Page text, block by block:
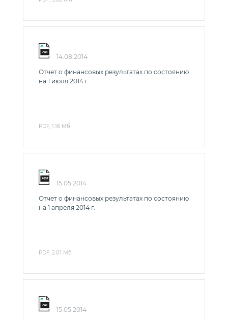
14.08.2014
Отчет о финансовых результатах по состоянию
на 1 июля 2014 г.
PDF, 1.16 Мб
15.05.2014
Отчет о финансовых результатах по состоянию
на 1 апреля 2014 г.
PDF, 2.01 Мб
15.05.2014